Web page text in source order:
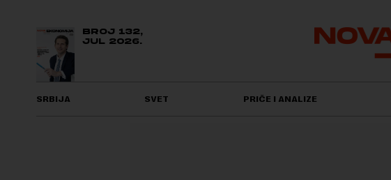
BROJ 132,
JUL 2026.
SRBIJA SVET PRIČE I ANALIZE